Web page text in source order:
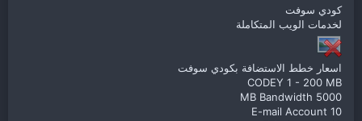
كودي سوفت
لخدمات الويب المتكاملة
اسعار خطط الاستضافة بكودي سوفت
CODEY 1 - 200 MB
5000 MB Bandwidth
10 E-mail Account